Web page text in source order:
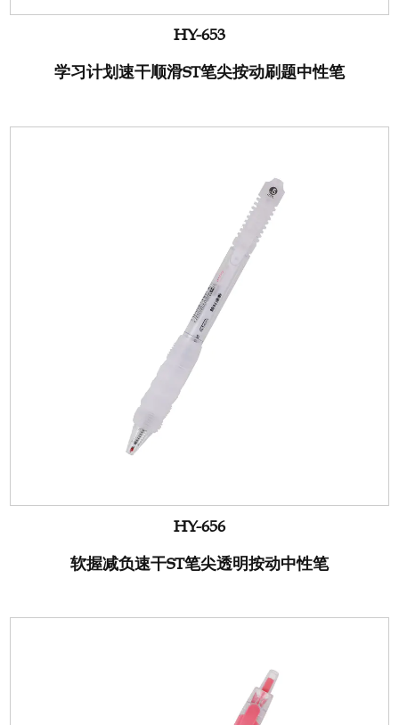
HY-653
学习计划速干顺滑ST笔尖按动刷题中性笔
HY-656
软握减负速干ST笔尖透明按动中性笔